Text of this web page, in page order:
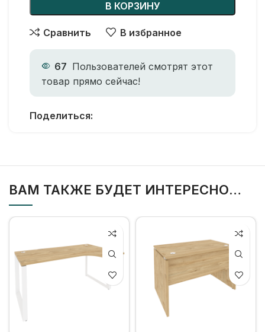
В КОРЗИНУ
Сравнить В избранное
67 Пользователей смотрят этот
товар прямо сейчас!
Поделиться:
ВАМ ТАКЖЕ БУДЕТ ИНТЕРЕСНО…